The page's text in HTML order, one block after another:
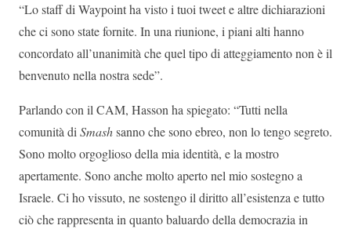
“Lo staff di Waypoint ha visto i tuoi tweet e altre dichiarazioni
che ci sono state fornite. In una riunione, i piani alti hanno
concordato all’unanimità che quel tipo di atteggiamento non è il
benvenuto nella nostra sede”.
Parlando con il CAM, Hasson ha spiegato: “Tutti nella
comunità diSmashsanno che sono ebreo, non lo tengo segreto.
Sono molto orgoglioso della mia identità, e la mostro
apertamente. Sono anche molto aperto nel mio sostegno a
Israele. Ci ho vissuto, ne sostengo il diritto all’esistenza e tutto
ciò che rappresenta in quanto baluardo della democrazia in